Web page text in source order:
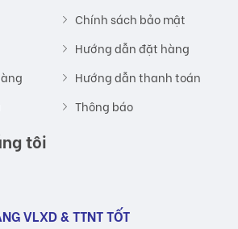
Chính sách bảo mật
Hướng dẫn đặt hàng
Hướng dẫn thanh toán
Thông báo
tôi
VLXD & TTNT TỐT